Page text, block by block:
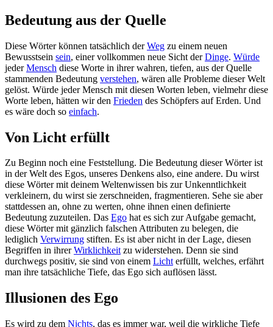
Bedeutung aus der Quelle
Diese Wörter können tatsächlich derWeg zu einem neuen
Bewusstsein sein, einer vollkommen neue Sicht derDinge. Würde
jederMensch diese Worte in ihrer wahren, tiefen, aus der Quelle
stammenden Bedeutung verstehen, wären alle Probleme dieser Welt
gelöst. Würde jeder Mensch mit diesen Worten leben, vielmehr diese
Worte leben, hätten wir den Frieden des Schöpfers auf Erden. Und
es wäre doch so einfach.
Von Licht erfüllt
Zu Beginn noch eine Feststellung. Die Bedeutung dieser Wörter ist
in der Welt des Egos, unseres Denkens also, eine andere. Du wirst
diese Wörter mit deinem Weltenwissen bis zur Unkenntlichkeit
verkleinern, du wirst sie zerschneiden, fragmentieren. Sehe sie aber
stattdessen an, ohne zu werten, ohne ihnen einen definierte
Bedeutung zuzuteilen. Das Ego hat es sich zur Aufgabe gemacht,
diese Wörter mit gänzlich falschen Attributen zu belegen, die
lediglich Verwirrung stiften. Es ist aber nicht in der Lage, diesen
Begriffen in ihrerWirklichkeitzu widerstehen. Denn sie sind
durchwegs positiv, sie sind von einem Lichterfüllt, welches, erfährt
man ihre tatsächliche Tiefe, das Ego sich auflösen lässt.
Illusionen des Ego
Es wird zu dem Nichts, das es immer war, weil die wirkliche Tiefe